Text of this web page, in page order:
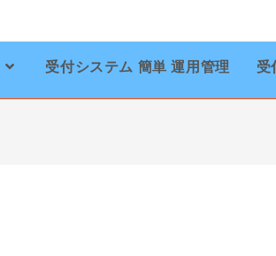
受付システム 簡単 運用管理 受